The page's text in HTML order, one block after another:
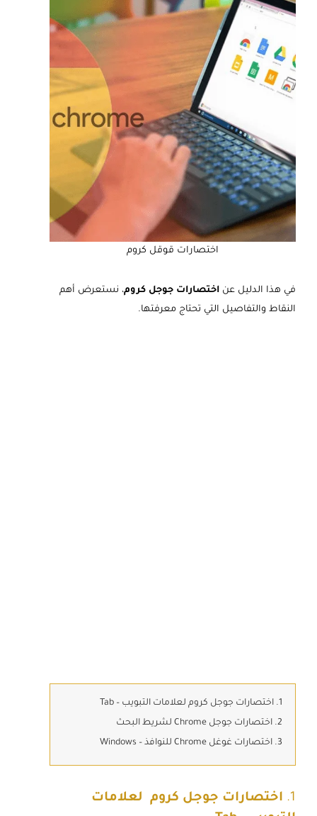
اختصارات قوقل كروم
في هذا الدليل عن اختصارات جوجل كروم، نستعرض أهم
النقاط والتفاصيل التي تحتاج معرفتها.
1. اختصارات جوجل كروم لعلامات التبويب – Tab
2. اختصارات جوجل Chrome لشريط البحث
3. اختصارات غوغل Chrome للنوافذ – Windows
1. اختصارات جوجل كروم لعلامات